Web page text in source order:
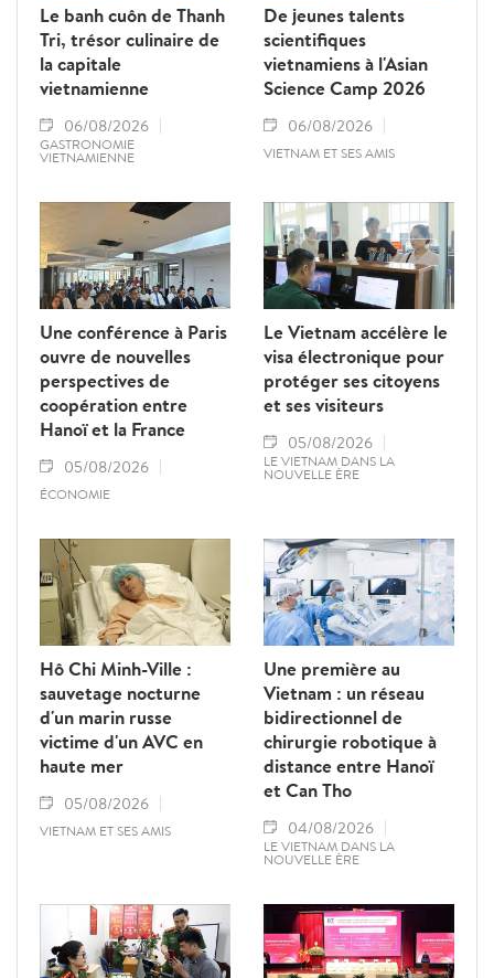
Le banh cuôn de Thanh
Tri, trésor culinaire de
la capitale
vietnamienne
06/08/2026
GASTRONOMIE
VIETNAMIENNE
De jeunes talents
scientifiques
vietnamiens à l'Asian
Science Camp 2026
06/08/2026
VIETNAM ET SES AMIS
Une conférence à Paris
ouvre de nouvelles
perspectives de
coopération entre
Hanoï et la France
05/08/2026
ÉCONOMIE
Le Vietnam accélère le
visa électronique pour
protéger ses citoyens
et ses visiteurs
05/08/2026
LE VIETNAM DANS LA
NOUVELLE ÈRE
Hô Chi Minh-Ville :
sauvetage nocturne
d'un marin russe
victime d'un AVC en
haute mer
05/08/2026
VIETNAM ET SES AMIS
Une première au
Vietnam : un réseau
bidirectionnel de
chirurgie robotique à
distance entre Hanoï
et Can Tho
04/08/2026
LE VIETNAM DANS LA
NOUVELLE ÈRE